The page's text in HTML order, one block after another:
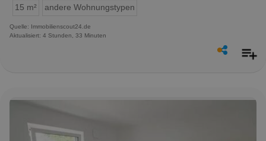
15 m²
andere Wohnungstypen
Quelle: Immobilienscout24.de
Aktualisiert: 4 Stunden, 33 Minuten